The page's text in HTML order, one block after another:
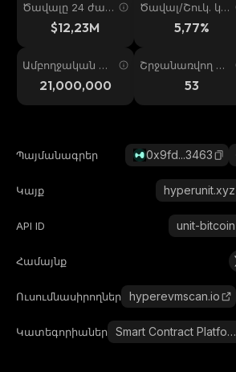
Ծավալը 24 ժամ
$12,23M
Ծավալ/Շուկ. կա
պ. 24ժ5,77%
Ամբողջական առ
աջարկ
21,000,000
Շրջանառվող առ
53
Պայմանագրեր 0x9fd...3463
Կայք hyperunit.xyz
API ID unit-bitcoin
Համայնք
Ուսումնասիրողներ hyperevmscan.io
Կատեգորիաներ Smart Contract Platform